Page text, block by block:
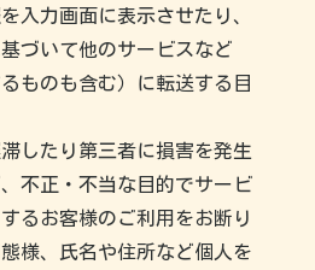
入力画面に表示させたり、
づいて他のサービスなど
るものも含む）に転送する目
したり第三者に損害を発生
不正・不当な目的でサービ
るお客様のご利用をお断り
様、氏名や住所など個人を